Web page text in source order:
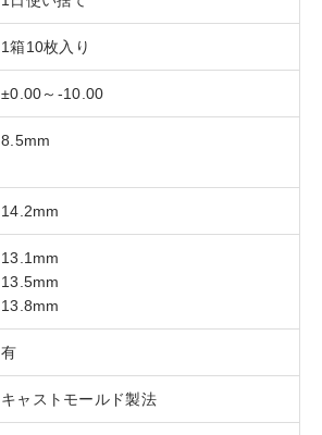
1箱10枚入り
±0.00～-10.00
8.5mm
14.2mm
13.1mm
13.5mm
13.8mm
有
キャストモールド製法